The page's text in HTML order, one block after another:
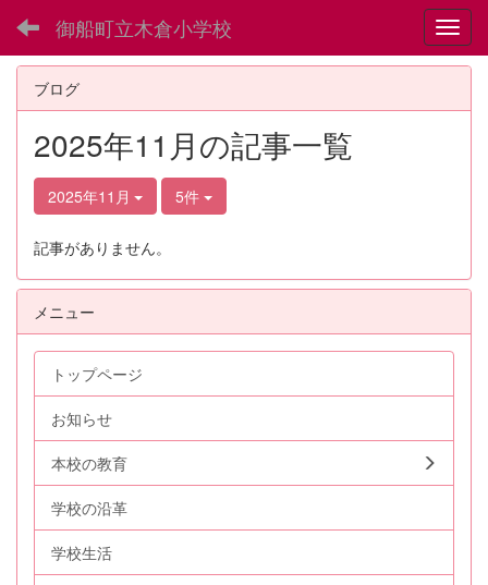
御船町立木倉小学校
ブログ
2025年11月の記事一覧
2025年11月 5件
記事がありません。
メニュー
トップページ
お知らせ
本校の教育
学校の沿革
学校生活